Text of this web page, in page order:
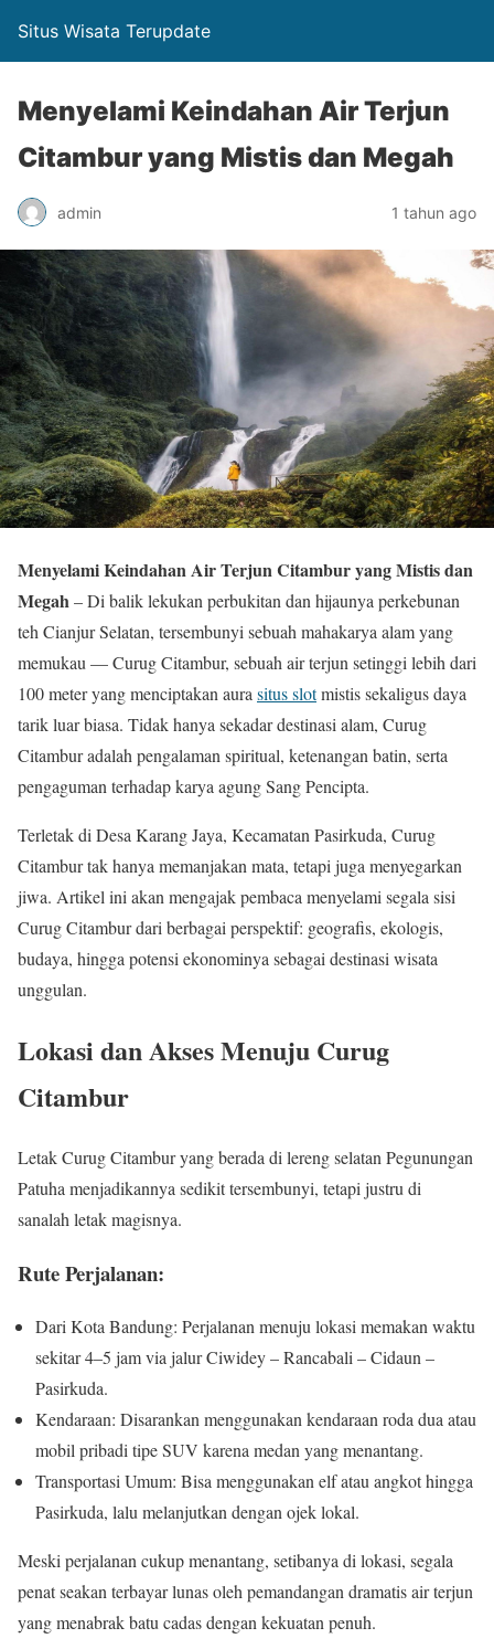
Situs Wisata Terupdate
Menyelami Keindahan Air Terjun
Citambur yang Mistis dan Megah
admin 1 tahun ago
Menyelami Keindahan Air Terjun Citambur yang Mistis dan
Megah– Di balik lekukan perbukitan dan hijaunya perkebunan
teh Cianjur Selatan, tersembunyi sebuah mahakarya alam yang
memukau — Curug Citambur, sebuah air terjun setinggi lebih dari
100 meter yang menciptakan aura situs slotmistis sekaligus daya
tarik luar biasa. Tidak hanya sekadar destinasi alam, Curug
Citambur adalah pengalaman spiritual, ketenangan batin, serta
pengaguman terhadap karya agung Sang Pencipta.
Terletak di Desa Karang Jaya, Kecamatan Pasirkuda, Curug
Citambur tak hanya memanjakan mata, tetapi juga menyegarkan
jiwa. Artikel ini akan mengajak pembaca menyelami segala sisi
Curug Citambur dari berbagai perspektif: geografis, ekologis,
budaya, hingga potensi ekonominya sebagai destinasi wisata
unggulan.
Lokasi dan Akses Menuju Curug
Citambur
Letak Curug Citambur yang berada di lereng selatan Pegunungan
Patuha menjadikannya sedikit tersembunyi, tetapi justru di
sanalah letak magisnya.
Rute Perjalanan:
Dari Kota Bandung: Perjalanan menuju lokasi memakan waktu
sekitar 4–5 jam via jalur Ciwidey – Rancabali – Cidaun –
Pasirkuda.
Kendaraan: Disarankan menggunakan kendaraan roda dua atau
mobil pribadi tipe SUV karena medan yang menantang.
Transportasi Umum: Bisa menggunakan elf atau angkot hingga
Pasirkuda, lalu melanjutkan dengan ojek lokal.
Meski perjalanan cukup menantang, setibanya di lokasi, segala
penat seakan terbayar lunas oleh pemandangan dramatis air terjun
yang menabrak batu cadas dengan kekuatan penuh.